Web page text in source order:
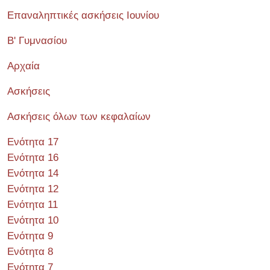
Επαναληπτικές ασκήσεις Ιουνίου
Β' Γυμνασίου
Αρχαία
Ασκήσεις
Ασκήσεις όλων των κεφαλαίων
Ενότητα 17
Ενότητα 16
Ενότητα 14
Ενότητα 12
Ενότητα 11
Ενότητα 10
Ενότητα 9
Ενότητα 8
Ενότητα 7